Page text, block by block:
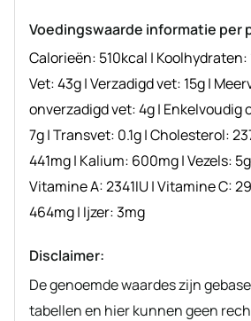
Voedingswaarde informatie per
Calorieën: 510kcal | Koolhydraten:
Vet:43g|Verzadigd vet: 15g|
onverzadigd vet:4g| Enkelvoudig
7g|Transvet: 0.1g|Cholesterol:
441mg| Kalium: 600mg|Vezels: 5g
Vitamine A:2341IU|Vitamine C:29
464mg| Ijzer:3mg
Disclaimer:
De genoemde waardes zijn gebaseerd op standaard
tabellen en hier kunnen geen